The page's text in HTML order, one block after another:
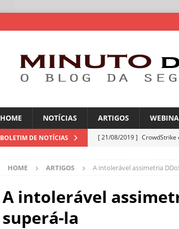
HOME NOTÍCIAS ARTIGOS
BOLETIM DE NOTÍCIAS [ 21/08/2019 ] CrowdStrike
[ 06/08/2026 ] América
industriais
NOTÍCIAS
HOME ARTIGOS A intolerável assimetria
A intolerável
superá-la